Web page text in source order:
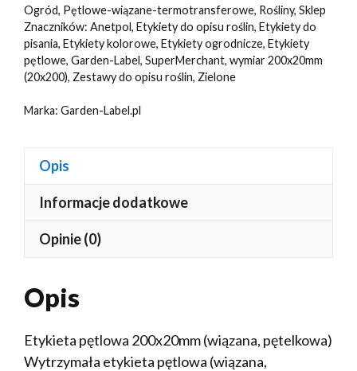
200x20mm(20x200)
100szt
Ogród, Pętlowe-wiązane-termotransferowe, Rośliny, Sklep
Znaczników: Anetpol, Etykiety do opisu roślin, Etykiety do
pisania, Etykiety kolorowe, Etykiety ogrodnicze, Etykiety
pętlowe, Garden-Label, SuperMerchant, wymiar 200x20mm
(20x200), Zestawy do opisu roślin, Zielone
Marka: Garden-Label.pl
Opis
Informacje dodatkowe
Opinie (0)
Opis
Etykieta pętlowa 200x20mm (wiązana, pętelkowa)
Wytrzymała etykieta pętlowa (wiązana,